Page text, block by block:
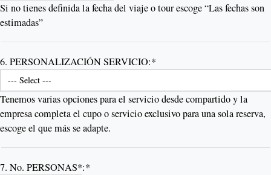
Si no tienes definida la fecha del viaje o tour escoge “Las fechas son
estimadas”
6. PERSONALIZACIÓN SERVICIO:*
Tenemos varias opciones para el servicio desde compartido y la
empresa completa el cupo o servicio exclusivo para una sola reserva,
escoge el que más se adapte.
7. No. PERSONAS*:*